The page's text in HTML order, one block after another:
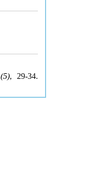
(5), 29-34.